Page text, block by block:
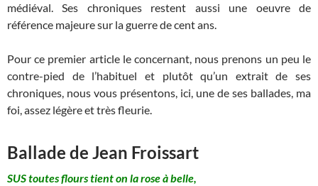
médiéval. Ses chroniques restent aussi une oeuvre de
référence majeure sur la guerre de cent ans.
Pour ce premier article le concernant, nous prenons un peu le
contre-pied de l’habituel et plutôt qu’un extrait de ses
chroniques, nous vous présentons, ici, une de ses ballades, ma
foi, assez légère et très fleurie.
Ballade de Jean Froissart
SUS toutes flours tient on la rose à belle,